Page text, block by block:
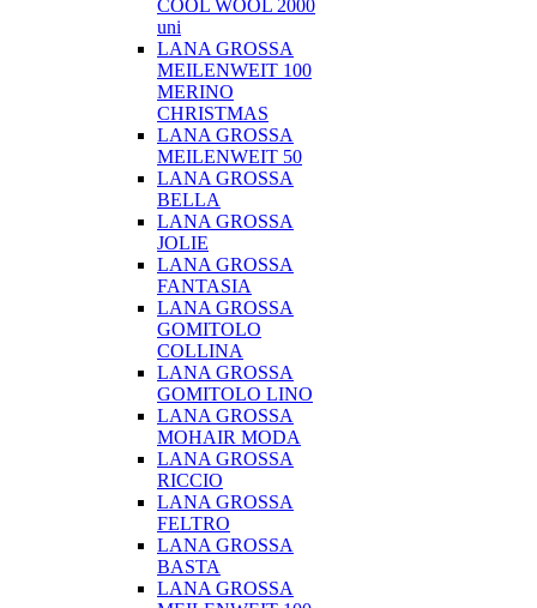
COOL WOOL 2000
uni
LANA GROSSA
MEILENWEIT 100
MERINO
CHRISTMAS
LANA GROSSA
MEILENWEIT 50
LANA GROSSA
BELLA
LANA GROSSA
JOLIE
LANA GROSSA
FANTASIA
LANA GROSSA
GOMITOLO
COLLINA
LANA GROSSA
GOMITOLO LINO
LANA GROSSA
MOHAIR MODA
LANA GROSSA
RICCIO
LANA GROSSA
FELTRO
LANA GROSSA
BASTA
LANA GROSSA